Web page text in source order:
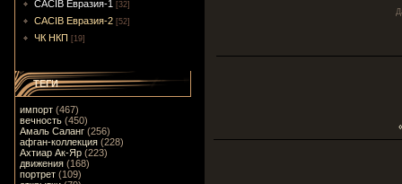
CACIB Евразия-1 [32]
CACIB Евразия-2 [52]
ЧК НКП [19]
ТЕГИ
импорт (467)
вечность (450)
Амаль Саланг (256)
афган-коллекция (228)
Ахтиар Ак-Яр (223)
движения (168)
портрет (109)